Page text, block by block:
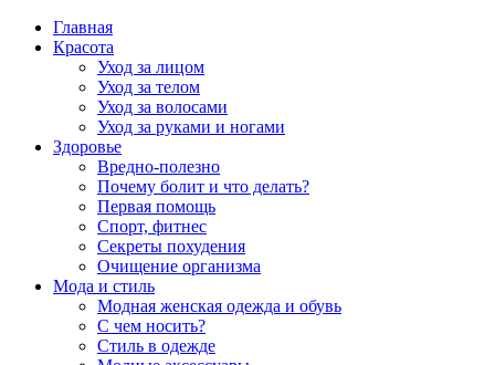
Главная
Красота
Уход за лицом
Уход за телом
Уход за волосами
Уход за руками и ногами
Здоровье
Вредно-полезно
Почему болит и что делать?
Первая помощь
Спорт, фитнес
Секреты похудения
Очищение организма
Мода и стиль
Модная женская одежда и обувь
С чем носить?
Стиль в одежде